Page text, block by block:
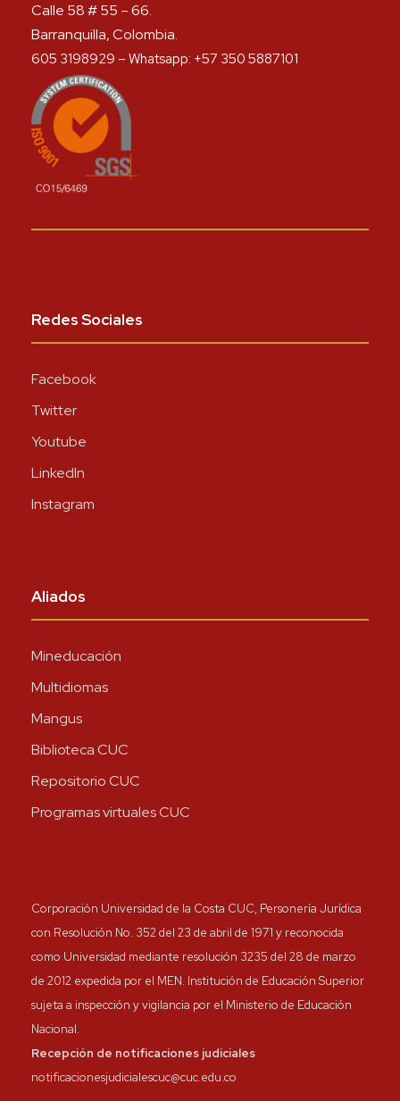
Calle 58 # 55 – 66.
Barranquilla, Colombia.
605 3198929 – Whatsapp: +57 350 5887101
Redes Sociales
Facebook
Twitter
Youtube
LinkedIn
Instagram
Aliados
Mineducación
Multidiomas
Mangus
Biblioteca CUC
Repositorio CUC
Programas virtuales CUC
Corporación Universidad de la Costa CUC, Personería Jurídica
con Resolución No. 352 del 23 de abril de 1971 y reconocida
como Universidad mediante resolución 3235 del 28 de marzo
de 2012 expedida por el MEN. Institución de Educación Superior
sujeta a inspección y vigilancia por el Ministerio de Educación
Nacional.
Recepción de notificaciones judiciales
notificacionesjudicialescuc@cuc.edu.co